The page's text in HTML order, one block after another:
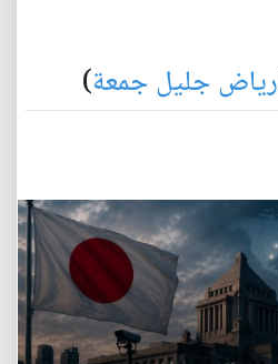
رياض جليل جمعة)